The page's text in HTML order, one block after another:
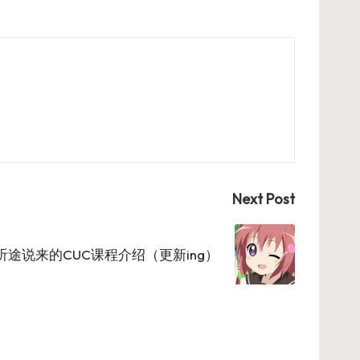
Next Post
途说来的CUC课程介绍（更新ing）